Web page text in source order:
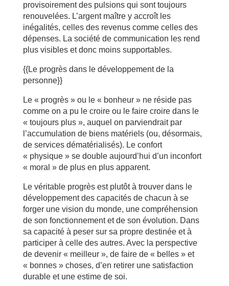
provisoirement des pulsions qui sont toujours
renouvelées. L’argent maître y accroît les
inégalités, celles des revenus comme celles des
dépenses. La société de communication les rend
plus visibles et donc moins supportables.
{{Le progrès dans le développement de la
personne}}
Le « progrès » ou le « bonheur » ne réside pas
comme on a pu le croire ou le faire croire dans le
« toujours plus », auquel on parviendrait par
l’accumulation de biens matériels (ou, désormais,
de services dématérialisés). Le confort
« physique » se double aujourd’hui d’un inconfort
« moral » de plus en plus apparent.
Le véritable progrès est plutôt à trouver dans le
développement des capacités de chacun à se
forger une vision du monde, une compréhension
de son fonctionnement et de son évolution. Dans
sa capacité à peser sur sa propre destinée et à
participer à celle des autres. Avec la perspective
de devenir « meilleur », de faire de « belles » et
« bonnes » choses, d’en retirer une satisfaction
durable et une estime de soi.